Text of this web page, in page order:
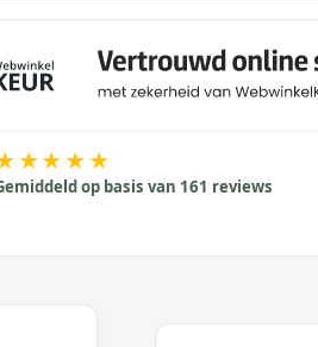
op basis van 161 reviews